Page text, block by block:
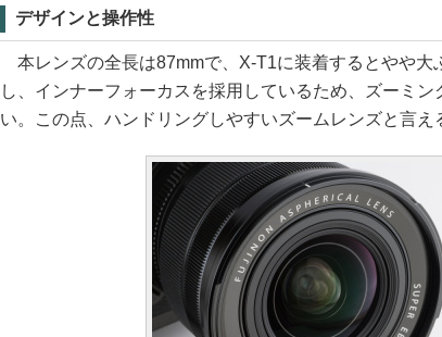
デザインと操作性
本レンズの全長は87mmで、X-T1に装着するとやや大
し、インナーフォーカスを採用しているため、ズーミ
い。この点、ハンドリングしやすいズームレンズと言え